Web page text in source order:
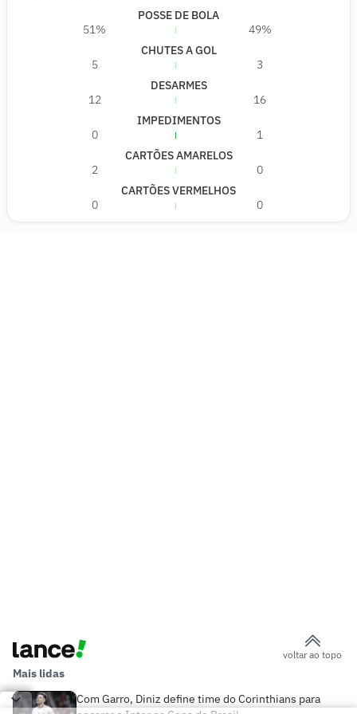
POSSE DE BOLA
51%
49%
CHUTES A GOL
5
3
DESARMES
12
16
IMPEDIMENTOS
0
1
CARTÕES AMARELOS
2
0
CARTÕES VERMELHOS
0
0
voltar ao topo
Mais lidas
Com Garro, Diniz define time do Corinthians para